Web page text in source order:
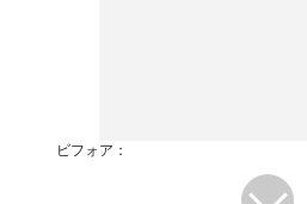
ビフォア：